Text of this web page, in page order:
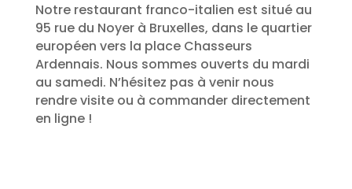
Notre restaurant franco-italien est situé au
95 rue du Noyer à Bruxelles, dans le quartier
européen vers la place Chasseurs
Ardennais. Nous sommes ouverts du mardi
au samedi. N’hésitez pas à venir nous
rendre visite ou à commander directement
en ligne !